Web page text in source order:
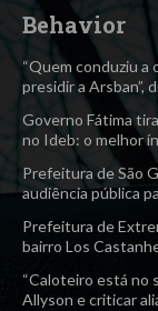
Behavior
“Quem conduziu a
presidir a Arsban”,
Governo Fátima
no Ideb: o melhor
Prefeitura de São
audiência pública
Prefeitura de
bairro Los
“Caloteiro está no
Allyson e criticar